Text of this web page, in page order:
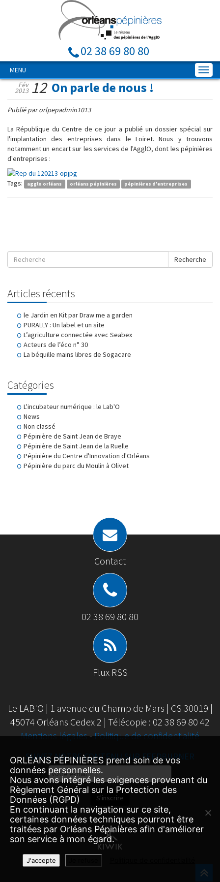
02 38 69 80 80
MENU
On parle de nous !
Fév
2013 12
Publié par orlpepadmin1013
La République du Centre de ce jour a publié un dossier spécial sur
l'implantation des entreprises dans le Loiret. Nous y trouvons
notamment un encart sur les services de l'AgglO, dont les pépinières
d'entreprises :
Tags: agglo orléans orléans pépinières pépinières d'entreprises
Recherche
Articles récents
le Jardin en Kit par Draw me a garden
PURALLY : Un label et un site
L’agriculture connectée avec Seabex
Acteurs de l’éco n° 30
La béquille mains libres de Sogacare
Catégories
L'incubateur numérique : le Lab'O
News
Non classé
Pépinière de Saint Jean de Braye
Pépinière de Saint Jean de la Ruelle
Pépinière du Centre d'Innovation d'Orléans
Pépinière du parc du Moulin à Olivet
Contact
02 38 69 80 80
Flux RSS
Le LAB'O | 1 avenue du Champ de Mars | CS 30019 |
45074 Orléans Cedex 2 | Télécopie : 02 38 69 80 42
Mentions légales-Politique de confidentialité
SUIVEZ NOTRE CONTENU SUR FEEDBURNER
Email
Subscription
S'inscrire
ORLÉANS PÉPINIÈRES prend soin de vos
données personnelles.
Nous avons intégré les exigences provenant du
Règlement Général sur la Protection des
Données (RGPD)
En continuant la navigation sur ce site,
certaines données techniques pourront être
traitées par Orléans Pépinières afin d'améliorer
son service à mon égard.
J'accepte